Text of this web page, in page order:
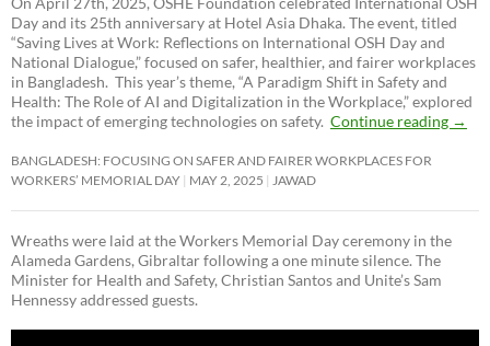
Day and its 25th anniversary at Hotel Asia Dhaka. The event, titled
“Saving Lives at Work: Reflections on International OSH Day and
National Dialogue,”focused on safer, healthier, and fairer workplaces
in Bangladesh. This year’s theme, “A Paradigm Shift in Safety and
Health: The Role of AI and Digitalization in the Workplace,” explored
the impact of emerging technologies on safety. Continue reading →
BANGLADESH: FOCUSING ON SAFER AND FAIRER WORKPLACES FOR
WORKERS’ MEMORIAL DAY MAY 2, 2025 JAWAD
Wreaths were laid at the Workers Memorial Day ceremony in the
Alameda Gardens, Gibraltar following a one minute silence. The
Minister for Health and Safety, Christian Santos and Unite’s Sam
Hennessy addressed guests.